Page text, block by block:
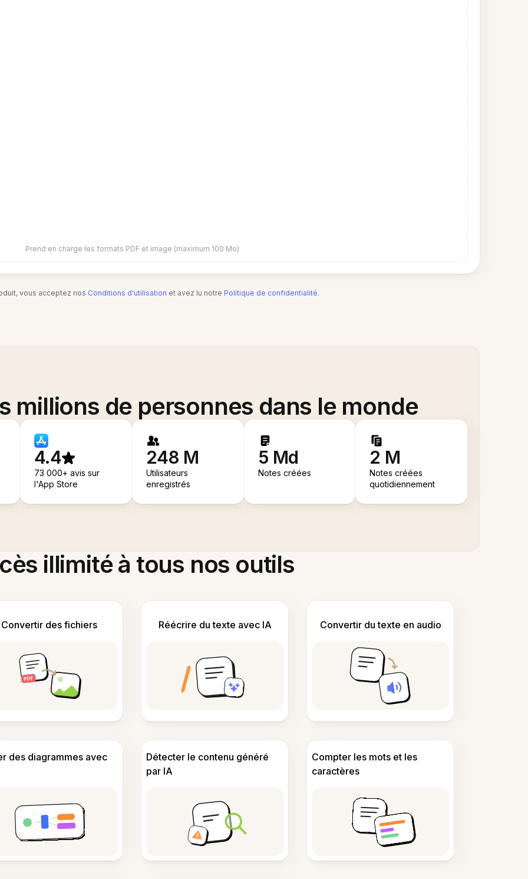
Prend en charge les formats PDF et image (maximum 100 Mo)
vous acceptez nos Conditions d'utilisation et avez lu notre Politique de confidentialité.
millions de personnes dans le monde
4.4
73 000+ avis sur
l'App Store
248 M
Utilisateurs
enregistrés
5 Md
Notes créées
2 M
Notes créées
quotidiennement
illimité à tous nos outils
Convertir des fichiers Réécrire du texte avec IA Convertir du texte en audio
des diagrammes avec
Détecter le contenu généré
par IA
Compter les mots et les
caractères